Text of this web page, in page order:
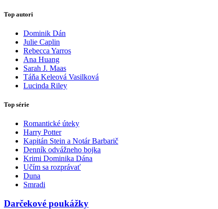
Top autori
Dominik Dán
Julie Caplin
Rebecca Yarros
Ana Huang
Sarah J. Maas
Táňa Keleová Vasilková
Lucinda Riley
Top série
Romantické úteky
Harry Potter
Kapitán Stein a Notár Barbarič
Denník odvážneho bojka
Krimi Dominika Dána
Učím sa rozprávať
Duna
Smradi
Darčekové poukážky